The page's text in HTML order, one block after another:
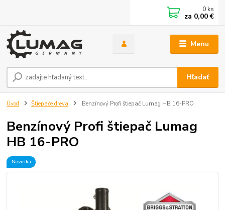
Menu
Hľadať
0 ks
za 0,00 €
Úvod Štiepače dreva Benzínový Profi štiepač Lumag HB 16-PRO
Benzínový Profi štiepač Lumag
HB 16-PRO
Novinka